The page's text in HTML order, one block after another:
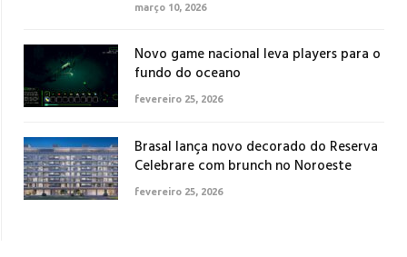
março 10, 2026
Novo game nacional leva players para o
fundo do oceano
fevereiro 25, 2026
Brasal lança novo decorado do Reserva
Celebrare com brunch no Noroeste
fevereiro 25, 2026